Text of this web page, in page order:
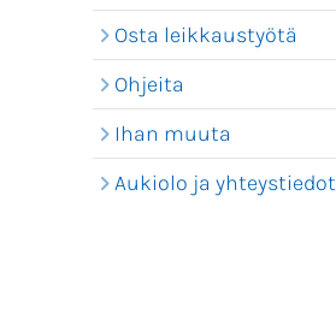
Osta leikkaustyötä
Ohjeita
Ihan muuta
Aukiolo ja yhteystiedot